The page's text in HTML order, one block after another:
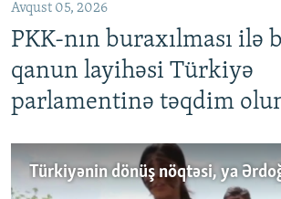
Avqust 05, 2026
PKK-nın buraxılması ilə
qanun layihəsi Türkiyə
parlamentinə təqdim